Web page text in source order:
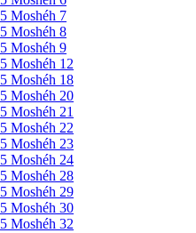
5 Moshéh 7
5 Moshéh 8
5 Moshéh 9
5 Moshéh 12
5 Moshéh 18
5 Moshéh 20
5 Moshéh 21
5 Moshéh 22
5 Moshéh 23
5 Moshéh 24
5 Moshéh 28
5 Moshéh 29
5 Moshéh 30
5 Moshéh 32